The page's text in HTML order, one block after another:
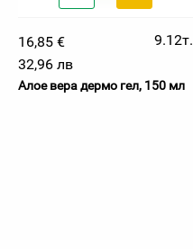
16,85 €
9.12т.
32,96 лв
Алое вера дермо гел, 150 мл